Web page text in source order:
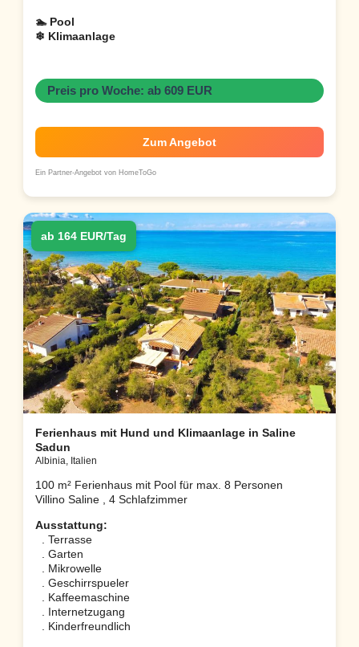
🏊 Pool
❄ Klimaanlage
Preis pro Woche: ab 609 EUR
Zum Angebot
Ein Partner-Angebot von HomeToGo
ab 164 EUR/Tag
Ferienhaus mit Hund und Klimaanlage in Saline
Sadun
Albinia, Italien
100 m² Ferienhaus mit Pool für max. 8 Personen
Villino Saline , 4 Schlafzimmer
Ausstattung:
. Terrasse
. Garten
. Mikrowelle
. Geschirrspueler
. Kaffeemaschine
. Internetzugang
. Kinderfreundlich